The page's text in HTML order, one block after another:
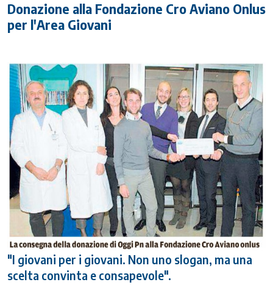
Donazione alla Fondazione Cro Aviano Onlus
per l'Area Giovani
"I giovani per i giovani. Non uno slogan, ma una
scelta convinta e consapevole".